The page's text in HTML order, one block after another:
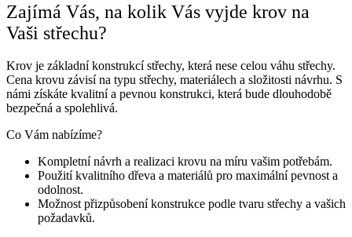
Zajímá Vás, na kolik Vás vyjde krov na
Vaši střechu?
Krov je základní konstrukcí střechy, která nese celou váhu střechy.
Cena krovu závisí na typu střechy, materiálech a složitosti návrhu. S
námi získáte kvalitní a pevnou konstrukci, která bude dlouhodobě
bezpečná a spolehlivá.
Co Vám nabízíme?
Kompletní návrh a realizaci krovu na míru vašim potřebám.
Použití kvalitního dřeva a materiálů pro maximální pevnost a
odolnost.
Možnost přizpůsobení konstrukce podle tvaru střechy a vašich
požadavků.